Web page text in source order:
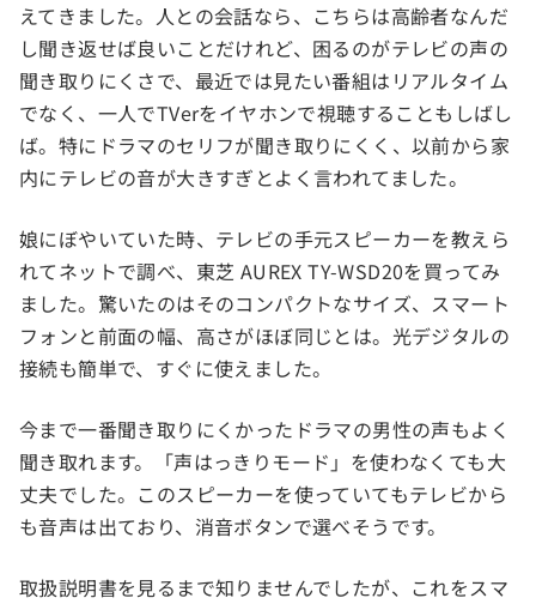
えてきました。人との会話なら、こちらは高齢者なんだ
し聞き返せば良いことだけれど、困るのがテレビの声の
聞き取りにくさで、最近では見たい番組はリアルタイム
でなく、一人でTVerをイヤホンで視聴することもしばし
ば。特にドラマのセリフが聞き取りにくく、以前から家
内にテレビの音が大きすぎとよく言われてました。
娘にぼやいていた時、テレビの手元スピーカーを教えら
れてネットで調べ、東芝 AUREX TY-WSD20を買ってみ
ました。驚いたのはそのコンパクトなサイズ、スマート
フォンと前面の幅、高さがほぼ同じとは。光デジタルの
接続も簡単で、すぐに使えました。
今まで一番聞き取りにくかったドラマの男性の声もよく
聞き取れます。「声はっきりモード」を使わなくても大
丈夫でした。このスピーカーを使っていてもテレビから
も音声は出ており、消音ボタンで選べそうです。
取扱説明書を見るまで知りませんでしたが、これをスマ